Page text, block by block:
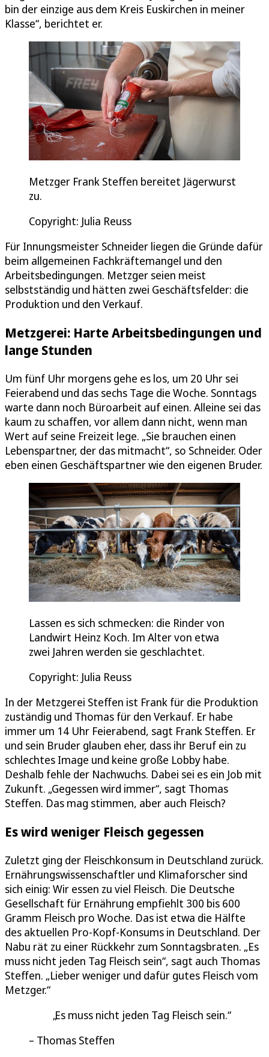
bin der einzige aus dem Kreis Euskirchen in meiner
Klasse“, berichtet er.
Metzger Frank Steffen bereitet Jägerwurst
zu.
Copyright: Julia Reuss
Für Innungsmeister Schneider liegen die Gründe dafür
beim allgemeinen Fachkräftemangel und den
Arbeitsbedingungen. Metzger seien meist
selbstständig und hätten zwei Geschäftsfelder: die
Produktion und den Verkauf.
Metzgerei: Harte Arbeitsbedingungen und
lange Stunden
Um fünf Uhr morgens gehe es los, um 20 Uhr sei
Feierabend und das sechs Tage die Woche. Sonntags
warte dann noch Büroarbeit auf einen. Alleine sei das
kaum zu schaffen, vor allem dann nicht, wenn man
Wert auf seine Freizeit lege. „Sie brauchen einen
Lebenspartner, der das mitmacht“, so Schneider. Oder
eben einen Geschäftspartner wie den eigenen Bruder.
Lassen es sich schmecken: die Rinder von
Landwirt Heinz Koch. Im Alter von etwa
zwei Jahren werden sie geschlachtet.
Copyright: Julia Reuss
In der Metzgerei Steffen ist Frank für die Produktion
zuständig und Thomas für den Verkauf. Er habe
immer um 14 Uhr Feierabend, sagt Frank Steffen. Er
und sein Bruder glauben eher, dass ihr Beruf ein zu
schlechtes Image und keine große Lobby habe.
Deshalb fehle der Nachwuchs. Dabei sei es ein Job mit
Zukunft. „Gegessen wird immer“, sagt Thomas
Steffen. Das mag stimmen, aber auch Fleisch?
Es wird weniger Fleisch gegessen
Zuletzt ging der Fleischkonsum in Deutschland zurück.
Ernährungswissenschaftler und Klimaforscher sind
sich einig: Wir essen zu viel Fleisch. Die Deutsche
Gesellschaft für Ernährung empfiehlt 300 bis 600
Gramm Fleisch pro Woche. Das ist etwa die Hälfte
des aktuellen Pro-Kopf-Konsums in Deutschland. Der
Nabu rät zu einer Rückkehr zum Sonntagsbraten. „Es
muss nicht jeden Tag Fleisch sein“, sagt auch Thomas
Steffen. „Lieber weniger und dafür gutes Fleisch vom
Metzger.“
Es muss nicht jeden Tag Fleisch sein.
Thomas Steffen